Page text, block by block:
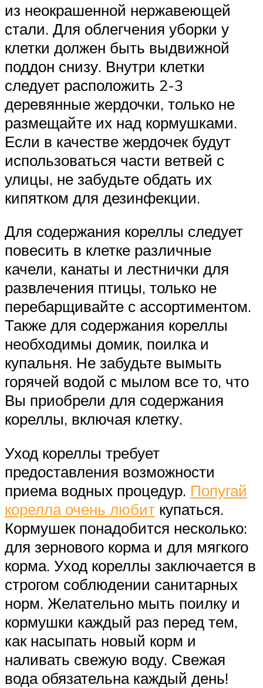
из неокрашенной нержавеющей
стали. Для облегчения уборки у
клетки должен быть выдвижной
поддон снизу. Внутри клетки
следует расположить 2-3
деревянные жердочки, только не
размещайте их над кормушками.
Если в качестве жердочек будут
использоваться части ветвей с
улицы, не забудьте обдать их
кипятком для дезинфекции.
Для содержания кореллы следует
повесить в клетке различные
качели, канаты и лестнички для
развлечения птицы, только не
перебарщивайте с ассортиментом.
Также для содержания кореллы
необходимы домик, поилка и
купальня. Не забудьте вымыть
горячей водой с мылом все то, что
Вы приобрели для содержания
кореллы, включая клетку.
Уход кореллы требует
предоставления возможности
приема водных процедур. Попугай
корелла очень любит купаться.
Кормушек понадобится несколько:
для зернового корма и для мягкого
корма. Уход кореллы заключается в
строгом соблюдении санитарных
норм. Желательно мыть поилку и
кормушки каждый раз перед тем,
как насыпать новый корм и
наливать свежую воду. Свежая
вода обязательна каждый день!